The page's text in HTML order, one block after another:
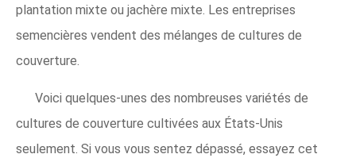
plantation mixte ou jachère mixte. Les entreprises
semencières vendent des mélanges de cultures de
couverture.
Voici quelques-unes des nombreuses variétés de
cultures de couverture cultivées aux États-Unis
seulement. Si vous vous sentez dépassé, essayez cet